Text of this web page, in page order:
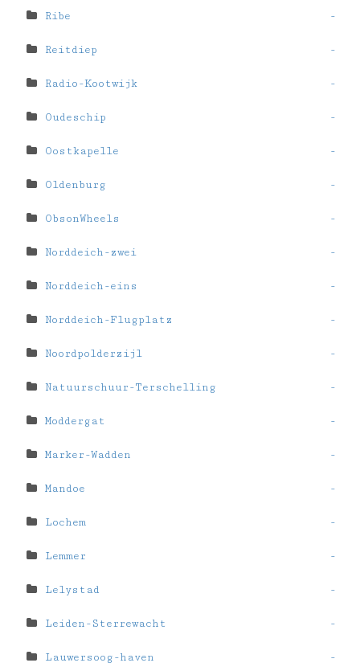
Ribe -
Reitdiep -
Radio-Kootwijk -
Oudeschip -
Oostkapelle -
Oldenburg -
ObsonWheels -
Norddeich-zwei -
Norddeich-eins -
Norddeich-Flugplatz -
Noordpolderzijl -
Natuurschuur-Terschelling -
Moddergat -
Marker-Wadden -
Mandoe -
Lochem -
Lemmer -
Lelystad -
Leiden-Sterrewacht -
Lauwersoog-haven -